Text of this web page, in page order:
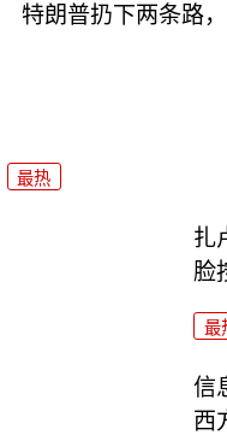
特朗普扔下两条路
最热
扎
脸
最
信
西